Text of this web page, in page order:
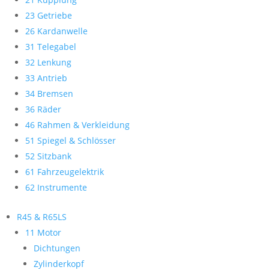
23 Getriebe
26 Kardanwelle
31 Telegabel
32 Lenkung
33 Antrieb
34 Bremsen
36 Räder
46 Rahmen & Verkleidung
51 Spiegel & Schlösser
52 Sitzbank
61 Fahrzeugelektrik
62 Instrumente
R45 & R65LS
11 Motor
Dichtungen
Zylinderkopf